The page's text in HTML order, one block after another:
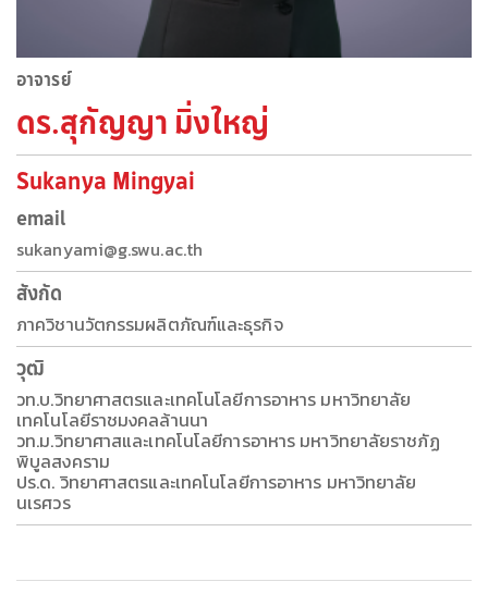
อาจารย์
ดร.สุกัญญา มิ่งใหญ่
Sukanya Mingyai
email
sukanyami@g.swu.ac.th
สังกัด
ภาควิชานวัตกรรมผลิตภัณฑ์และธุรกิจ
วุฒิ
วท.บ.วิทยาศาสตรและเทคโนโลยีการอาหาร มหาวิทยาลัย
เทคโนโลยีราชมงคลล้านนา
วท.ม.วิทยาศาสและเทคโนโลยีการอาหาร มหาวิทยาลัยราชภัฏ
พิบูลสงคราม
ปร.ด. วิทยาศาสตรและเทคโนโลยีการอาหาร มหาวิทยาลัย
นเรศวร